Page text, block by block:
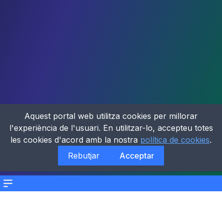
Menu
Aquest portal web utilitza cookies per millorar
l'experiència de l'usuari. En utilitzar-lo, accepteu totes
les cookies d'acord amb la nostra política de cookies.
Rebutjar
Acceptar